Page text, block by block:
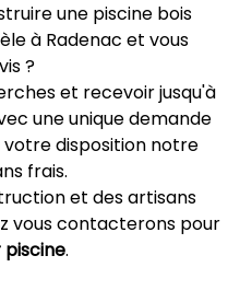
une piscine bois
à Radenac et vous
?
et recevoir jusqu'à
une unique demande
votre disposition notre
frais.
et des artisans
vous contacterons pour
piscine.